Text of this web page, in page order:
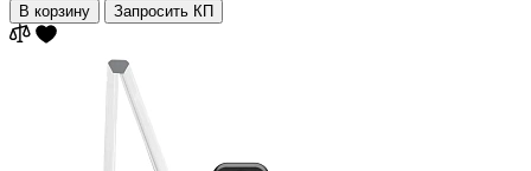
В корзину Запросить КП